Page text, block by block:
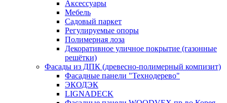
Аксессуары
Мебель
Садовый паркет
Регулируемые опоры
Полимерная лоза
Декоративное уличное покрытие (газонные
решётки)
Фасады из ДПК (древесно-полимерный компизит)
Фасадные панели "Технодерево"
ЭКОДЭК
LIGNADECK